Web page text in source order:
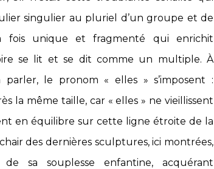
singulier au pluriel d’un groupe et de
fois unique et fragmenté qui enrichit
se lit et se dit comme un multiple. À
le pronom « elles » s’imposent :
la même taille, car « elles » ne vieillissent
en équilibre sur cette ligne étroite de la
des dernières sculptures, ici montrées,
sa souplesse enfantine, acquérant